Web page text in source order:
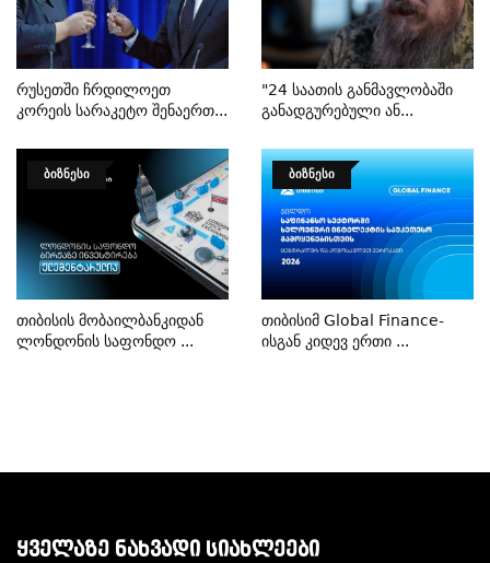
Რუსეთში Ჩრდილოეთ
Კორეის Სარაკეტო Შენაერთ...
"24 Საათის Განმავლობაში
Განადგურებული Ან...
ᲑᲘᲖᲜᲔᲡᲘ
Თიბისის Მობაილბანკიდან
Ლონდონის Საფონდო ...
ᲑᲘᲖᲜᲔᲡᲘ
Თიბისიმ Global Finance-
Ისგან Კიდევ Ერთი ...
ᲧᲕᲔᲚᲐᲖᲔ ᲜᲐᲮᲕᲐᲓᲘ ᲡᲘᲐᲮᲚᲔᲔᲑᲘ